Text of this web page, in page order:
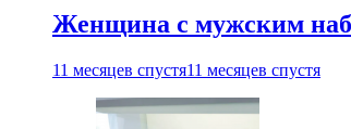
Женщина с мужским
11 месяцев спустя11 месяцев спустя